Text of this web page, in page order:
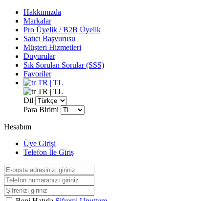
Hakkımızda
Markalar
Pro Üyelik / B2B Üyelik
Satıcı Başvurusu
Müşteri Hizmetleri
Duyurular
Sık Sorulan Sorular (SSS)
Favoriler
TR | TL
TR | TL
Dil
Para Birimi
Hesabım
Üye Girişi
Telefon İle Giriş